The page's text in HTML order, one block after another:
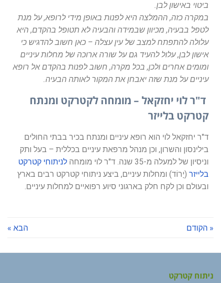
ביטוי באישון לבן.
במקרה כזה, ההמלצה היא לפנות באופן מידי לרופא, על מנת
לטפל בבעיה, מכיוון שבמידה והבעיה לא תטופל בהקדם, היא
עלולה להתפתח למצב של עין עצלה – כאן חשוב להדגיש כי
אישון לבן, עלול להעיד גם על שורה ארוכה של מחלות עיניים
ומומים אחרים ולכן, בכל מקרה, חשוב לפנות בהקדם אל רופא
עיניים על מנת שזה יאבחן את המקור לאותה הבעיה.
ד"ר לוי יחזקאל – מומחה לקטרקט ומנתח
קטרקט בלייזר
ד"ר יחזקאל לוי הוא רופא עיניים ומנתח בכיר בבתי החולים
בילינסון והשרון, וכן מנהל מרפאת עיניים בכללית – בעל ותק
וניסיון של למעלה מ-35 שנה. ד"ר לוי מומחה
לניתוחי קטרקט
בלייזר (יָרוֹד) ומחלות עיניים, ביצע ניתוחי קטרקט רבים בארץ
ובעולם וכן לקח חלק בארגוני סיוע רפואיים למחלות עיניים.
« הקודם הבא »
ניתוח קטרקט